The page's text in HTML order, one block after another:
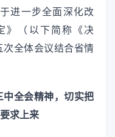
进一步全面深化改
》（以下简称《决
全体会议结合省情
全会精神，切实把
求上来